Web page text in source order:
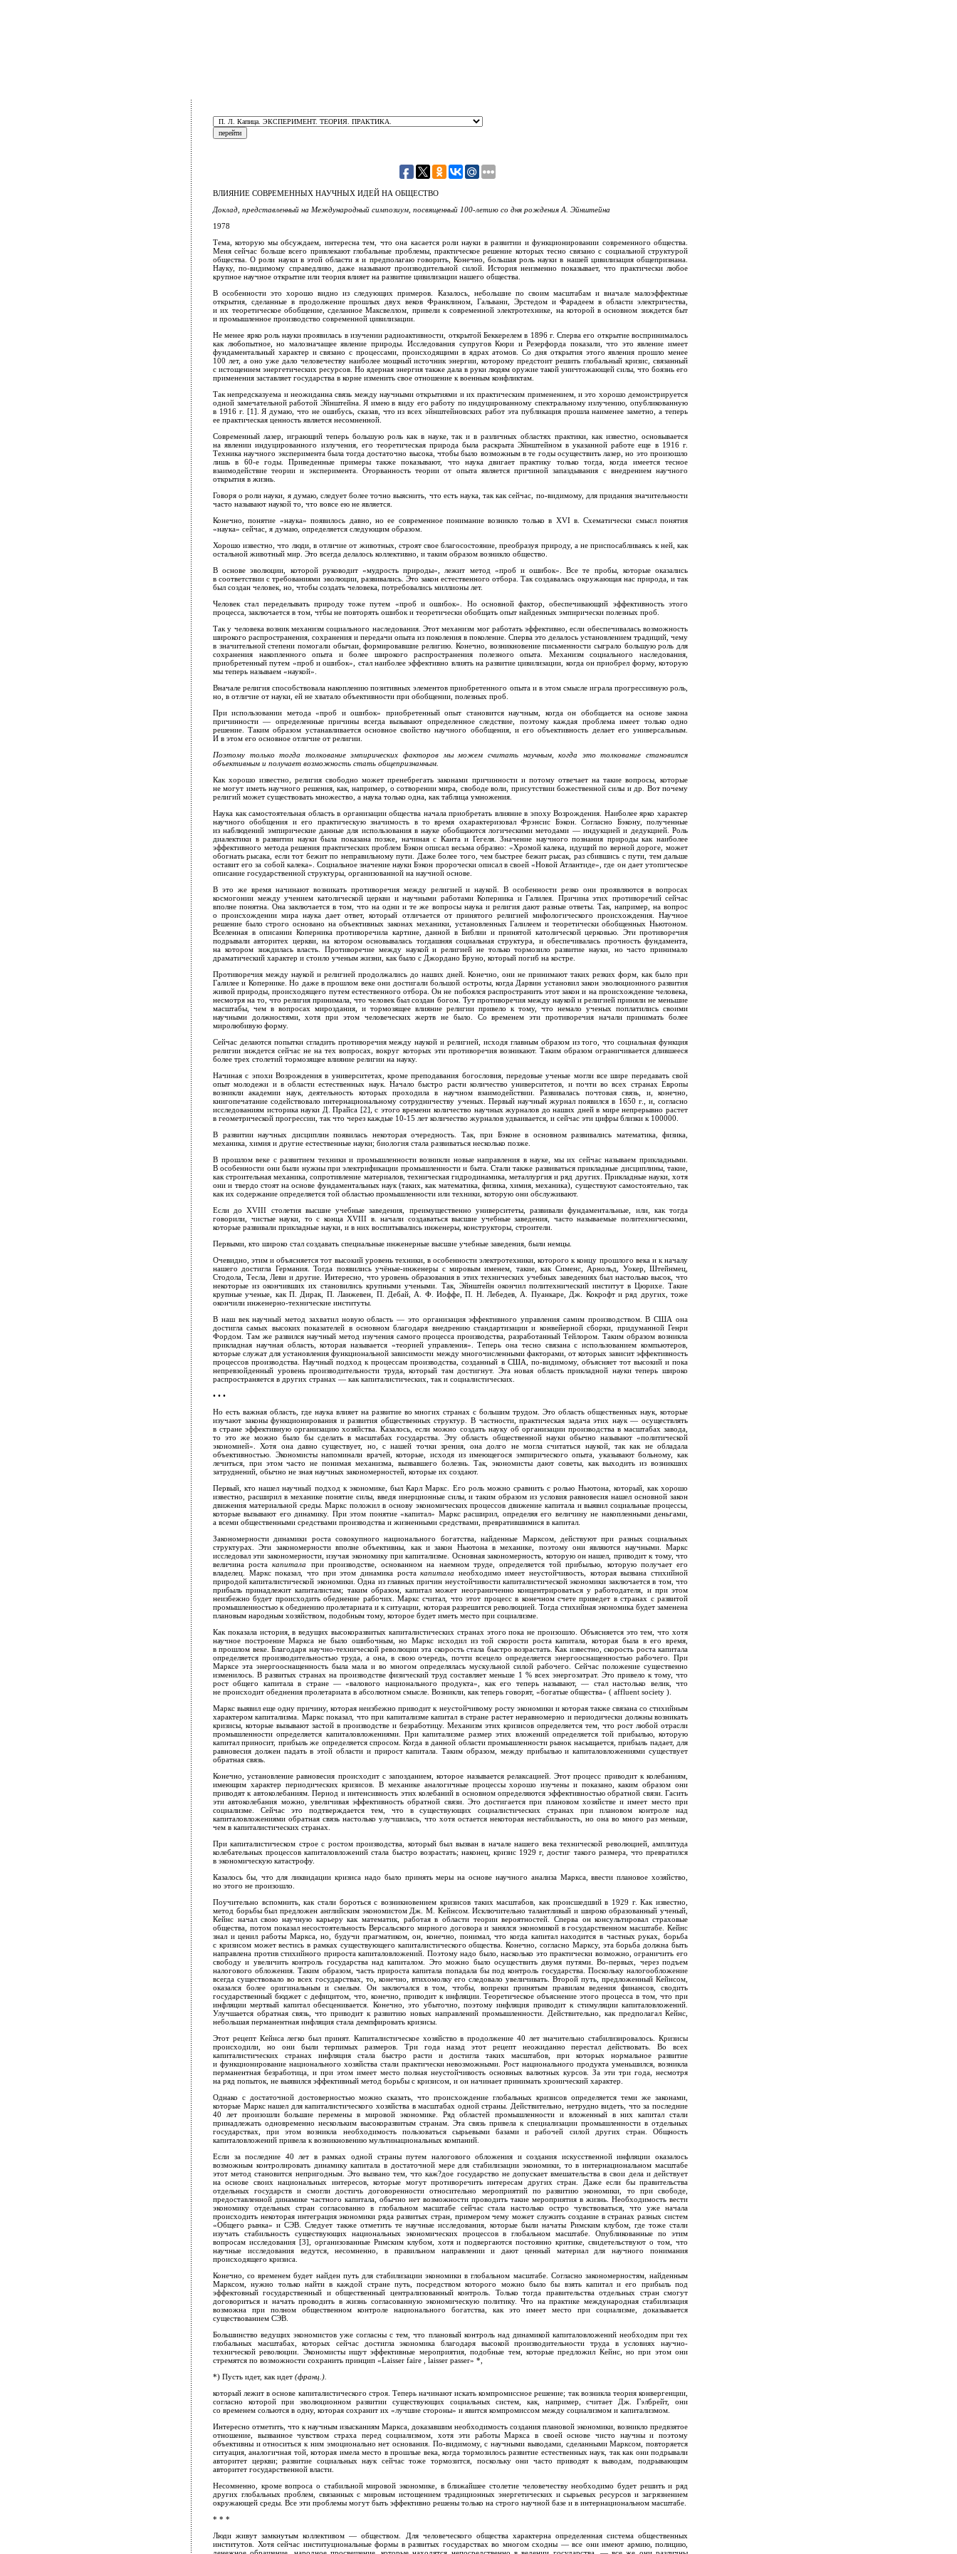
ВЛИЯНИЕ СОВРЕМЕННЫХ НАУЧНЫХ ИДЕЙ НА ОБЩЕСТВО
Доклад, представленный на Международный симпозиум, посвященный 100-летию со дня рождения А. Эйнштейна
1978
Тема, которую мы обсуждаем, интересна тем, что она касается роли науки в развитии и функционировании современного общества.
Меня сейчас больше всего привлекают глобальные проблемы, практическое решение которых тесно связано с социальной структурой
общества. О роли науки в этой области я и предполагаю говорить, Конечно, большая роль науки в нашей цивилизация общепризнана.
Науку, по-видимому справедливо, даже называют производительной силой. История неизменно показывает, что практически любое
крупное научное открытие или теория влияет на развитие цивилизации нашего общества.
В особенности это хорошо видно из следующих примеров. Казалось, небольшие по своим масштабам и вначале малоэффектные
открытия, сделанные в продолжение прошлых двух веков Франклином, Гальвани, Эрстедом и Фарадеем в области электричества,
и их теоретическое обобщение, сделанное Максвеллом, привели к современной электротехнике, на которой в основном зиждется быт
и промышленное производство современной цивилизации.
Не менее ярко роль науки проявилась в изучении радиоактивности, открытой Беккерелем в 1896 г. Сперва его открытие воспринималось
как любопытное, но малозначащее явление природы. Исследования супругов Кюри и Резерфорда показали, что это явление имеет
фундаментальный характер и связано с процессами, происходящими в ядрах атомов. Со дня открытия этого явления прошло менее
100 лет, а оно уже дало человечеству наиболее мощный источник энергии, которому предстоит решить глобальный кризис, связанный
с истощением энергетических ресурсов. Но ядерная энергия также дала в руки людям оружие такой уничтожающей силы, что боязнь его
применения заставляет государства в корне изменить свое отношение к военным конфликтам.
Так непредсказуема и неожиданна связь между научными открытиями и их практическим применением, и это хорошо демонстрируется
одной замечательной работой Эйнштейна. Я имею в виду его работу по индуцированному спектральному излучению, опубликованную
в 1916 г. [1]. Я думаю, что не ошибусь, сказав, что из всех эйнштейновских работ эта публикация прошла наименее заметно, а теперь
ее практическая ценность является несомненной.
Современный лазер, играющий теперь большую роль как в науке, так и в различных областях практики, как известно, основывается
на явлении индуцированного излучения, его теоретическая природа была раскрыта Эйнштейном в указанной работе еще в 1916 г.
Техника научного эксперимента была тогда достаточно высока, чтобы было возможным в те годы осуществить лазер, но это произошло
лишь в 60-е годы. Приведенные примеры также показывают, что наука двигает практику только тогда, когда имеется тесное
взаимодействие теории и эксперимента. Оторванность теории от опыта является причиной запаздывания с внедрением научного
открытия в жизнь.
Говоря о роли науки, я думаю, следует более точно выяснить, что есть наука, так как сейчас, по-видимому, для придания значительности
часто называют наукой то, что вовсе ею не является.
Конечно, понятие «наука» появилось давно, но ее современное понимание возникло только в XVI в. Схематически смысл понятия
«наука» сейчас, я думаю, определяется следующим образом.
Хорошо известно, что люди, в отличие от животных, строят свое благосостояние, преобразуя природу, а не приспосабливаясь к ней, как
остальной животный мир. Это всегда делалось коллективно, и таким образом возникло общество.
В основе эволюции, которой руководит «мудрость природы», лежит метод «проб и ошибок». Все те пробы, которые оказались
в соответствии с требованиями эволюции, развивались. Это закон естественного отбора. Так создавалась окружающая нас природа, и так
был создан человек, но, чтобы создать человека, потребовались миллионы лет.
Человек стал переделывать природу тоже путем «проб и ошибок». Но основной фактор, обеспечивающий эффективность этого
процесса, заключается в том, чтбы не повторять ошибок и теоретически обобщать опыт найденных эмпирически полезных проб.
Так у человека возник механизм социального наследования. Этот механизм мог работать эффективно, если обеспечивалась возможность
широкого распространения, сохранения и передачи опыта из поколения в поколение. Сперва это делалось установлением традиций, чему
в значительной степени помогали обычаи, формировавшие религию. Конечно, возникновение письменности сыграло большую роль для
сохранения накопленного опыта и более широкого распространения полезного опыта. Механизм социального наследования,
приобретенный путем «проб и ошибок», стал наиболее эффективно влиять на развитие цивилизации, когда он приобрел форму, которую
мы теперь называем «наукой».
Вначале религия способствовала накоплению позитивных элементов приобретенного опыта и в этом смысле играла прогрессивную роль,
но, в отличие от науки, ей не хватало объективности при обобщении, полезных проб.
При использовании метода «проб и ошибок» приобретенный опыт становится научным, когда он обобщается на основе закона
причинности — определенные причины всегда вызывают определенное следствие, поэтому каждая проблема имеет только одно
решение. Таким образом устанавливается основное свойство научного обобщения, и его объективность делает его универсальным.
И в этом его основное отличие от религии.
Поэтому только тогда толкование эмпирических факторов мы можем считать научным, когда это толкованиестановится
объективным и получает возможность стать общепризнанным.
Как хорошо известно, религия свободно может пренебрегать законами причинности и потому отвечает на такие вопросы, которые
не могут иметь научного решения, как, например, о сотворении мира, свободе воли, присутствии божественной силы и др. Вот почему
религий может существовать множество, а наука только одна, как таблица умножения.
Наука как самостоятельная область в организации общества начала приобретать влияние в эпоху Возрождения. Наиболее ярко характер
научного обобщения и его практическую значимость в то время охарактеризовал Фрэнсис Бэкон. Согласно Бэкону, полученные
из наблюдений эмпирические данные для использования в науке обобщаются логическими методами — индукцией и дедукцией. Роль
диалектики в развитии науки была показана позже, начиная с Канта и Гегеля. Значение научного познания природы как наиболее
эффективного метода решения практических проблем Бэкон описал весьма образно: «Хромой калека, идущий по верной дороге, может
обогнать рысака, если тот бежит по неправильному пути. Даже более того, чем быстрее бежит рысак, раз сбившись с пути, тем дальше
оставит его за собой калека». Социальное значение науки Бэкон пророчески описал в своей «Новой Атлантиде», где он дает утопическое
описание государственной структуры, организованной на научной основе.
В это же время начинают возникать противоречия между религией и наукой. В особенности резко они проявляются в вопросах
космогонии между учением католической церкви и научными работами Коперника и Галилея. Причина этих противоречий сейчас
вполне понятна. Она заключается в том, что на одни и те же вопросы наука и религия дают разные ответы. Так, например, на вопрос
о происхождении мира наука дает ответ, который отличается от принятого религией мифологического происхождения. Научное
решение было строго основано на объективных законах механики, установленных Галилеем и теоретически обобщенных Ньютоном.
Вселенная в описании Коперника противоречила картине, данной в Библии и принятой католической церковью. Эти противоречия
подрывали авторитех церкви, на котором основывалась тогдашняя социальная структура, и обеспечивалась прочность фундамента,
на котором зиждилась власть. Противоречие между наукой и религией не только тормозило развитие науки, но часто принимало
драматический характер и стоило ученым жизни, как было с Джордано Бруно, который погиб на костре.
Противоречия между наукой и религией продолжались до наших дней. Конечно, они не принимают таких резких форм, как было при
Галилее и Копернике. Но даже в прошлом веке они достигали большой остроты, когда Дарвин установил закон эволюционного развития
живой природы, происходящего путем естественного отбора. Он не побоялся распространить этот закон и на происхождение человека,
несмотря на то, что религия принимала, что человек был создан богом. Тут противоречия между наукой и религией приняли не меньшие
масштабы, чем в вопросах мироздания, и тормозящее влияние религии привело к тому, что немало ученых поплатились своими
научными должностями, хотя при этом человеческих жертв не было. Со временем эти противоречия начали принимать более
миролюбивую форму.
Сейчас делаются попытки сгладить противоречия между наукой и религией, исходя главным образом из того, что социальная функция
религии зиждется сейчас не на тех вопросах, вокруг которых эти противоречия возникают. Таким образом ограничивается длившееся
более трех столетий тормозящее влияние религии на науку.
Начиная с эпохи Возрождения в университетах, кроме преподавания богословия, передовые ученые могли все шире передавать свой
опыт молодежи и в области естественных наук. Начало быстро расти количество университетов, и почти во всех странах Европы
возникли академии наук, деятельность которых проходила в научном взаимодействии. Развивалась почтовая связь, и, конечно,
книгопечатание содействовало интернациональному сотрудничеству ученых. Первый научный журнал появился в 1650 г., и, согласно
исследованиям историка науки Д. Прайса [2], с этого времени количество научных журналов до наших дней в мире непрерывно растет
в геометрической прогрессии, так что через каждые 10-15 лет количество журналов удваивается, и сейчас эти цифры близки к 100000.
В развитии научных дисциплин появилась некоторая очередность. Так, при Бэконе в основном развивались математика, физика,
механика, химия и другие естественные науки; биология стала развиваться несколько позже.
В прошлом веке с развитием техники и промышленности возникли новые направления в науке, мы их сейчас называем прикладными.
В особенности они были нужны при электрификации промышленности и быта. Стали также развиваться прикладные дисциплины, такие,
как строительная механика, сопротивление материалов, техническая гидродинамика, металлургия и ряд других. Прикладные науки, хотя
они и твердо стоят на основе фундаментальных наук (таких, как математика, физика, химия, механика), существуют самостоятельно, так
как их содержание определяется той областью промышленности или техники, которую они обслуживают.
Если до XVIII столетия высшие учебные заведения, преимущественно университеты, развивали фундаментальные, или, как тогда
говорили, чистые науки, то с конца XVIII в. начали создаваться высшие учебные заведения, часто называемые политехническими,
которые развивали прикладные науки, и в них воспитывались инженеры, конструкторы, строители.
Первыми, кто широко стал создавать специальные инженерные высшие учебные заведения, были немцы.
Очевидно, этим и объясняется тот высокий уровень техники, в особенности электротехники, которого к концу прошлого века и к началу
нашего достигла Германия. Тогда появились учёные-инженеры с мировым именем, такие, как Сименс, Арнольд, Уокер, Штейнмец,
Стодола, Тесла, Леви и другие. Интересно, что уровень образования в этих технических учебных заведениях был настолько высок, что
некоторые из окончивших их становились крупными учеными. Так, Эйнштейн окончил политехнический институт в Цюрихе. Такие
крупные ученые, как П. Дирак, П. Ланжевен, П. Дебай, А. Ф. Иоффе, П. Н. Лебедев, А. Пуанкаре, Дж. Кокрофт и ряд других, тоже
окончили инженерно-технические институты.
В наш век научный метод захватил новую область — это организация эффективного управления самим производством. В США она
достигла самых высоких показателей в основном благодаря внедрению стандартизации и конвейерной сборки, придуманной Генри
Фордом. Там же развился научный метод изучения самого процесса производства, разработанный Тейлором. Таким образом возникла
прикладная научная область, которая называется «теорией управления». Теперь она тесно связана с использованием компьютеров,
которые служат для установления функциональной зависимости между многочисленными факторами, от которых зависит эффективность
процессов производства. Научный подход к процессам производства, созданный в США, по-видимому, объясняет тот высокий и пока
непревзойденный уровень производительности труда, который там достигнут. Эта новая область прикладной науки теперь широко
распространяется в других странах — как капиталистических, так и социалистических.
• • •
Но есть важная область, где наука влияет на развитие во многих странах с большим трудом. Это область общественных наук, которые
изучают законы функционирования и развития общественных структур. В частности, практическая задача этих наук — осуществлять
в стране эффективную организацию хозяйства. Казалось, если можно создать науку об организации производства в масштабах завода,
то это же можно было бы сделать в масштабах государства. Эту область общественной науки обычно называют «политической
экономией». Хотя она давно существует, но, с нашей точки зрения, она долго не могла считаться наукой, так как не обладала
объективностью. Экономисты напоминали врачей, которые, исходя из имеющегося эмпирического опыта, указывают больному, как
лечиться, при этом часто не понимая механизма, вызвавшего болезнь. Так, экономисты дают советы, как выходить из возникших
затруднений, обычно не зная научных закономерностей, которые их создают.
Первый, кто нашел научный подход к экономике, был Карл Маркс. Его роль можно сравнить с ролью Ньютона, который, как хорошо
известно, расширил в механике понятие силы, введя инерционные силы, и таким образом из условия равновесия нашел основной закон
движения материальной среды. Маркс положил в основу экономических процессов движение капитала и выявил социальные процессы,
которые вызывают его динамику. При этом понятие «капитал» Маркс расширил, определяя его величину не накопленными деньгами,
а всеми общественными средствами производства и жизненными средствами, превратившимися в капитал.
Закономерности динамики роста совокупного национального богатства, найденные Марксом, действуют при разных социальных
структурах. Эти закономерности вполне объективны, как и закон Ньютона в механике, поэтому они являются научными. Маркс
исследовал эти закономерности, изучая экономику при капитализме. Основная закономерность, которую он нашел, приводит к тому, что
величина ростакапитала при производстве, основанном на наемном труде, определяется той прибылью, которую получает его
владелец. Маркс показал, что при этом динамика ростакапитала необходимо имеет неустойчивость, которая вызвана стихийной
природой капиталистической экономики. Одна из главных причин неустойчивости капиталистической экономики заключается в том, что
прибыль принадлежит капиталистам; таким образом, капитал может неограниченно концентрироваться у работодателя, и при этом
неизбежно будет происходить обеднение рабочих. Маркс считал, что этот процесс в конечном счете приведет в странах с развитой
промышленностью к обеднению пролетариата и к ситуации, которая разрешится революцией. Тогда стихийная экономика будет заменена
плановым народным хозяйством, подобным тому, которое будет иметь место при социализме.
Как показала история, в ведущих высокоразвитых капиталистических странах этого пока не произошло. Объясняется это тем, что хотя
научное построение Маркса не было ошибочным, но Маркс исходил из той скорости роста капитала, которая была в его время,
в прошлом веке. Благодаря научно-технической революции эта скорость стала быстро возрастать. Как известно, скорость роста капитала
определяется производительностью труда, а она, в свою очередь, почти всецело определяется энергооснащенностью рабочего. При
Марксе эта энергооснащенность была мала и во многом определялась мускульной силой рабочего. Сейчас положение существенно
изменилось. В развитых странах на производстве физический труд составляет меньше 1 % всех энергозатрат. Это привело к тому, что
рост общего капитала в стране — «валового национального продукта», как его теперь называют, — стал настолько велик, что
не происходит обеднения пролетариата в абсолютном смысле. Возникли, как теперь говорят, «богатые общества» ( affluent society ).
Маркс выявил еще одну причину, которая неизбежно приводит к неустойчивому росту экономики и которая также связана со стихийным
характером капитализма. Маркс показал, что при капитализме капитал в стране растет неравномерно и периодически должны возникать
кризисы, которые вызывают застой в производстве и безработицу. Механизм этих кризисов определяется тем, что рост любой отрасли
промышленности определяется капиталовложениями. При капитализме размер этих вложений определяется той прибылью, которую
капитал приносит, прибыль же определяется спросом. Когда в данной области промышленности рынок насыщается, прибыль падает, для
равновесия должен падать в этой области и прирост капитала. Таким образом, между прибылью и капиталовложениями существует
обратная связь.
Конечно, установление равновесия происходит с запозданием, которое называется релаксацией. Этот процесс приводит к колебаниям,
имеющим характер периодических кризисов. В механике аналогичные процессы хорошо изучены и показано, каким образом они
приводят к автоколебаниям. Период и интенсивность этих колебаний в основном определяются эффективностью обратной связи. Гасить
эти автоколебания можно, увеличивая эффективность обратной связи. Это достигается при плановом хозяйстве и имеет место при
социализме. Сейчас это подтверждается тем, что в существующих социалистических странах при плановом контроле над
капиталовложениями обратная связь настолько улучшилась, что хотя остается некоторая нестабильность, но она во много раз меньше,
чем в капиталистических странах.
При капиталистическом строе с ростом производства, который был вызван в начале нашего века технической революцией, амплитуда
колебательных процессов капиталовложений стала быстро возрастать; наконец, кризис 1929 г, достиг такого размера, что превратился
в экономическую катастрофу.
Казалось бы, что для ликвидации кризиса надо было принять меры на основе научного анализа Маркса, ввести плановое хозяйство,
но этого не произошло.
Поучительно вспомнить, как стали бороться с возникновением кризисов таких масштабов, как происшедший в 1929 г. Как известно,
метод борьбы был предложен английским экономистом Дж. М. Кейнсом. Исключительно талантливый и широко образованный ученый,
Кейнс начал свою научную карьеру как математик, работая в области теории вероятностей. Сперва он консультировал страховые
общества, потом показал несостоятельность Версальского мирного договора и занялся экономикой в государственном масштабе. Кейнс
знал и ценил работы Маркса, но, будучи прагматиком, он, конечно, понимал, что когда капитал находится в частных руках, борьба
с кризисом может вестись в рамках существующего капиталистического общества. Конечно, согласно Марксу, эта борьба должна быть
направлена против стихийного прироста капиталовложений. Поэтому надо было, насколько это практически возможно, ограничить его
свободу и увеличить контроль государства над капиталом. Это можно было осуществить двумя путями. Во-первых, через подъем
налогового обложения. Таким образом, часть прироста капитала попадала бы под контроль государства. Поскольку налогообложение
всегда существовало во всех государствах, то, конечно, втихомолку его следовало увеличивать. Второй путь, предложенный Кейнсом,
оказался более оригинальным и смелым. Он заключался в том, чтобы, вопреки принятым правилам ведения финансов, сводить
государственный бюджет с дефицитом, что, конечно, приводит к инфляции. Теоретическое объяснение этого процесса в том, что при
инфляции мертвый капитал обесценивается. Конечно, это убыточно, поэтому инфляция приводит к стимуляции капиталовложений.
Улучшается обратная связь, что приводит к развитию новых направлений промышленности. Действительно, как предполагал Кейнс,
небольшая перманентная инфляция стала демпфировать кризисы.
Этот рецепт Кейнса легко был принят. Капиталистическое хозяйство в продолжение 40 лет значительно стабилизировалось. Кризисы
происходили, но они были терпимых размеров. Три года назад этот рецепт неожиданно перестал действовать. Во всех
капиталистических странах инфляция стала быстро расти и достигла таких масштабов, при которых нормальное развитие
и функционирование национального хозяйства стали практически невозможными. Рост национального продукта уменьшился, возникла
перманентная безработица, и при этом имеет место полная неустойчивость основных валютных курсов. За эти три года, несмотря
на ряд попыток, не выявился эффективный метод борьбы с кризисом, и он начинает принимать хронический характер.
Однако с достаточной достоверностью можно сказать, что происхождение глобальных кризисов определяется теми же законами,
которые Маркс нашел для капиталистического хозяйства в масштабах одной страны. Действительно, нетрудно видеть, что за последние
40 лет произошли большие перемены в мировой экономике. Ряд областей промышленности и вложенный в них капитал стали
принадлежать одновременно нескольким высокоразвитым странам. Эта связь привела к специализации промышленности в отдельных
государствах, при этом возникла необходимость пользоваться сырьевыми базами и рабочей силой других стран. Общность
капиталовложений привела к возникновению мультинациональных компаний.
Если за последние 40 лет в рамках одной страны путем налогового обложения и создания искусственной инфляции оказалось
возможным контролировать динамику капитала в достаточной мере для стабилизации экономики, то в интернациональном масштабе
этот метод становится непригодным. Это вызвано тем, что каж?дое государство не допускает вмешательства в свои дела и действует
на основе своих национальных интересов, которые могут противоречить интересам других стран. Даже если бы правительства
отдельных государств и смогли достичь договоренности относительно мероприятий по развитию экономики, то при свободе,
предоставленной динамике частного капитала, обычно нет возможности проводить такие мероприятия в жизнь. Необходимость вести
экономику отдельных стран согласованно в глобальном масштабе сейчас стала настолько остро чувствоваться, что уже начала
происходить некоторая интеграция экономики ряда развитых стран, примером чему может служить создание в странах разных систем
«Общего рынка» и СЭВ. Следует также отметить те научные исследования, которые были начаты Римским клубом, где тоже стали
изучать стабильность существующих национальных экономических процессов в глобальном масштабе. Опубликованные по этим
вопросам исследования [3], организованные Римским клубом, хотя и подвергаются постоянно критике, свидетельствуют о том, что
научные исследования ведутся, несомненно, в правильном направлении и дают ценный материал для научного понимания
происходящего кризиса.
Конечно, со временем будет найден путь для стабилизации экономики в глобальном масштабе. Согласно закономерностям, найденным
Марксом, нужно только найти в каждой стране путь, посредством которого можно было бы взять капитал и его прибыль под
эффектовный государственный и общественный централизованный контроль. Только тогда правительства отдельных стран смогут
договориться и начать проводить в жизнь согласованную экономическую политику. Что на практике международная стабилизация
возможна при полном общественном контроле национального богатства, как это имеет место при социализме, доказывается
существованием СЭВ.
Большинство ведущих экономистов уже согласны с тем, что плановый контроль над динамикой капиталовложений необходим при тех
глобальных масштабах, которых сейчас достигла экономика благодаря высокой производительности труда в условиях научно-
технической революции. Экономисты ищут эффективные мероприятия, подобные тем, которые предложил Кейнс, но при этом они
стремятся по возможности сохранить принцип «Laisser faire , laisser passer» *,
*) Пусть идет, как идет (франц.).
который лежит в основе капиталистического строя. Теперь начинают искать компромиссное решение; так возникла теория конвергенции,
согласно которой при эволюционном развитии существующих социальных систем, как, например, считает Дж. Гэлбрейт, они
со временем сольются в одну, которая сохранит их «лучшие стороны» и явится компромиссом между социализмом и капитализмом.
Интересно отметить, что к научным изысканиям Маркса, доказавшим необходимость создания плановой экономики, возникло предвзятое
отношение, вызванное чувством страха перед социализмом, хотя эти работы Маркса в своей основе чисто научны и поэтому
объективны и относиться к ним эмоционально нет основания. По-видимому, с научными выводами, сделанными Марксом, повторяется
ситуация, аналогичная той, которая имела место в прошлые века, когда тормозилось развитие естественных наук, так как они подрывали
авторитет церкви; развитие социальных наук сейчас тоже тормозится, поскольку они часто приводят к выводам, подрывающим
авторитет государственной власти.
Несомненно, кроме вопроса о стабильной мировой экономике, в ближайшее столетие человечеству необходимо будет решить и ряд
других глобальных проблем, связанных с мировым истощением традиционных энергетических и сырьевых ресурсов и загрязнением
окружающей среды. Все эти проблемы могут быть эффективно решены только на строго научной базе и в интернациональном масштабе.
* * *
Люди живут замкнутым коллективом — обществом. Для человеческого общества характерна определенная система общественных
институтов. Хотя сейчас институциональные формы в развитых государствах во многом сходны — все они имеют армию, полицию,